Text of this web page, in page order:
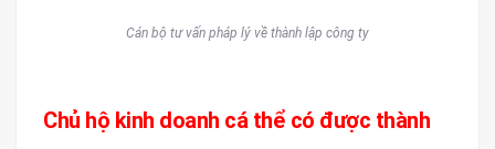
Cán bộ tư vấn pháp lý về thành lập công ty
Chủ hộ kinh doanh cá thể có được thành